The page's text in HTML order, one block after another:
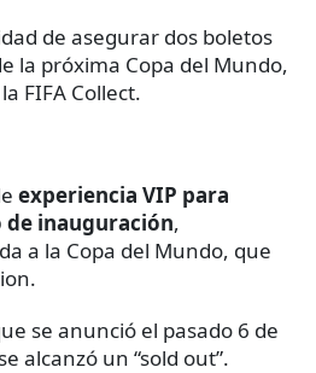
de asegurar dos boletos
la próxima Copa del Mundo,
FIFA Collect.
experiencia VIP para
inauguración,
a la Copa del Mundo, que
se anunció el pasado 6 de
alcanzó un “sold out”.